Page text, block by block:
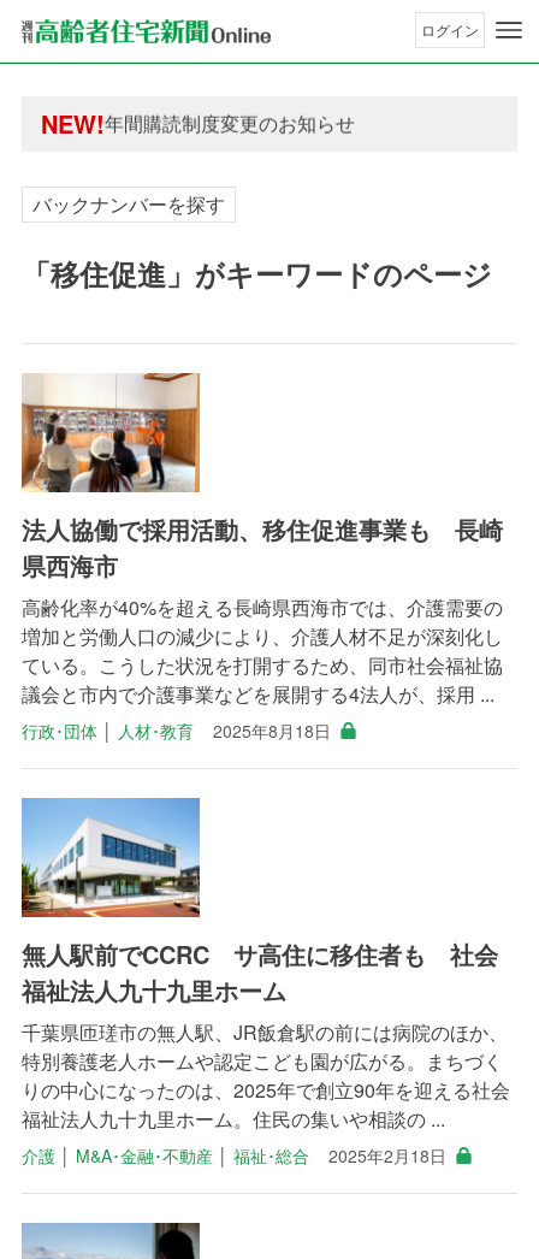
ログイン
NEW!
年間購読制度変更のお知らせ
高齢者住宅新聞 無料会員の皆様へ閲覧本数変更
高齢者住宅新聞 無料会員の皆様へ閲覧本数変更
バックナンバーを探す
「移住促進」がキーワードのページ
法人協働で採用活動、移住促進事業も 長崎
県西海市
高齢化率が40%を超える長崎県西海市では、介護需要の
増加と労働人口の減少により、介護人材不足が深刻化し
ている。こうした状況を打開するため、同市社会福祉協
議会と市内で介護事業などを展開する4法人が、採用 ...
行政･団体│ 人材･教育 2025年8月18日
無人駅前でCCRC サ高住に移住者も 社会
福祉法人九十九里ホーム
千葉県匝瑳市の無人駅、JR飯倉駅の前には病院のほか、
特別養護老人ホームや認定こども園が広がる。まちづく
りの中心になったのは、2025年で創立90年を迎える社会
福祉法人九十九里ホーム。住民の集いや相談の ...
介護│ M&A･金融･不動産│ 福祉･総合 2025年2月18日